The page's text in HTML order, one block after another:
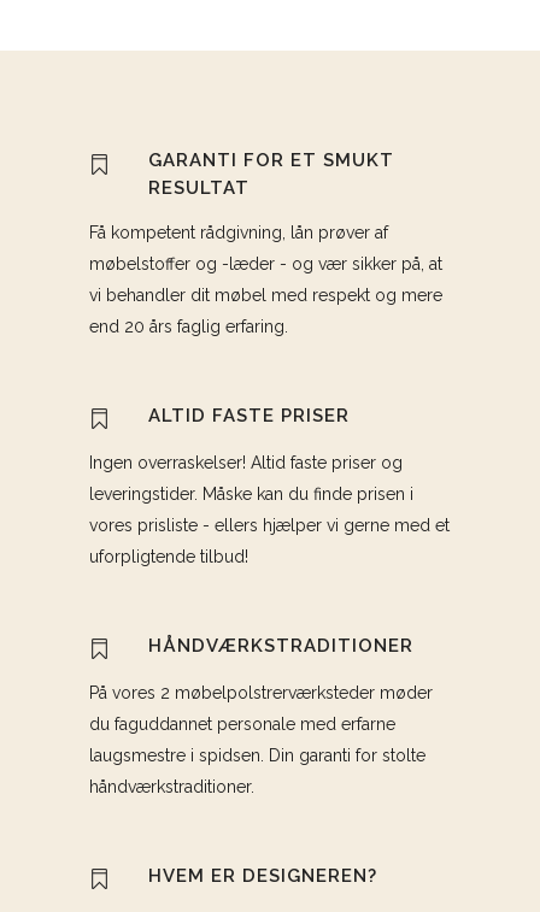
GARANTI FOR ET SMUKT
RESULTAT
Få kompetent rådgivning, lån prøver af
møbelstoffer og -læder - og vær sikker på, at
vi behandler dit møbel med respekt og mere
end 20 års faglig erfaring.
ALTID FASTE PRISER
Ingen overraskelser! Altid faste priser og
leveringstider. Måske kan du finde prisen i
vores prisliste - ellers hjælper vi gerne med et
uforpligtende tilbud!
HÅNDVÆRKSTRADITIONER
På vores 2 møbelpolstrerværksteder møder
du faguddannet personale med erfarne
laugsmestre i spidsen. Din garanti for stolte
håndværkstraditioner.
HVEM ER DESIGNEREN?